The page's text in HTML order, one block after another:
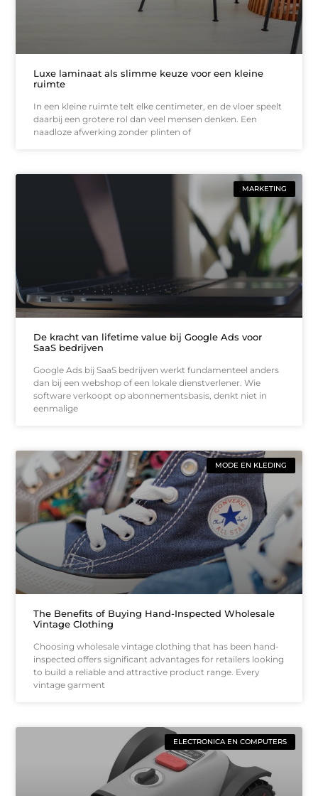
Luxe laminaat als slimme keuze voor een kleine
ruimte
In een kleine ruimte telt elke centimeter, en de vloer speelt
daarbij een grotere rol dan veel mensen denken. Een
naadloze afwerking zonder plinten of
MARKETING
De kracht van lifetime value bij Google Ads voor
SaaS bedrijven
Google Ads bij SaaS bedrijven werkt fundamenteel anders
dan bij een webshop of een lokale dienstverlener. Wie
software verkoopt op abonnementsbasis, denkt niet in
eenmalige
MODE EN KLEDING
The Benefits of Buying Hand-Inspected Wholesale
Vintage Clothing
Choosing wholesale vintage clothing that has been hand-
inspected offers significant advantages for retailers looking
to build a reliable and attractive product range. Every
vintage garment
ELECTRONICA EN COMPUTERS